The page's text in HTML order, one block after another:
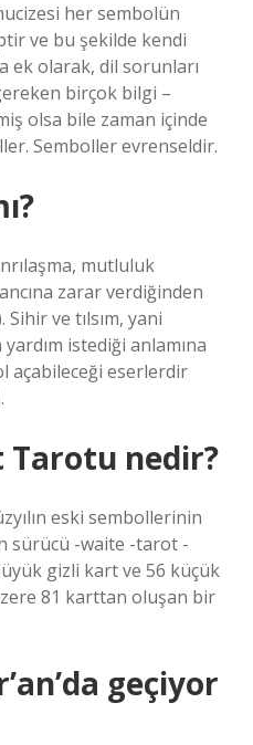
her sembolün
ve bu şekilde kendi
ek olarak, dil sorunları
birçok bilgi –
olsa bile zaman içinde
Semboller evrenseldir.
mutluluk
zarar verdiğinden
ve tılsım, yani
istediği anlamına
açabileceği eserlerdir
Tarotu nedir?
eski sembollerinin
sürücü -waite -tarot -
gizli kart ve 56 küçük
81 karttan oluşan bir
geçiyor